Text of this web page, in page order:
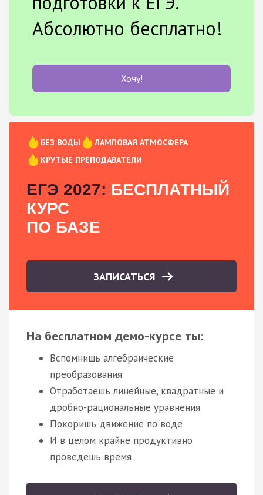
Абсолютно бесплатно!
Хочу!
БЕЗ ВОДЫ
ЛАМПОВАЯ АТМОСФЕРА
КРУТЫЕ ПРЕПОДАВАТЕЛИ
ЕГЭ 2027: БЕСПЛАТНЫЙ
КУРС
ПО БАЗЕ
ЗАПИСАТЬСЯ
На бесплатном демо-курсе ты:
Вспомнишь алгебраические
преобразования
Отработаешь линейные, квадратные и
дробно-рациональные уравнения
Покоришь движение по воде
И в целом крайне продуктивно
проведешь время